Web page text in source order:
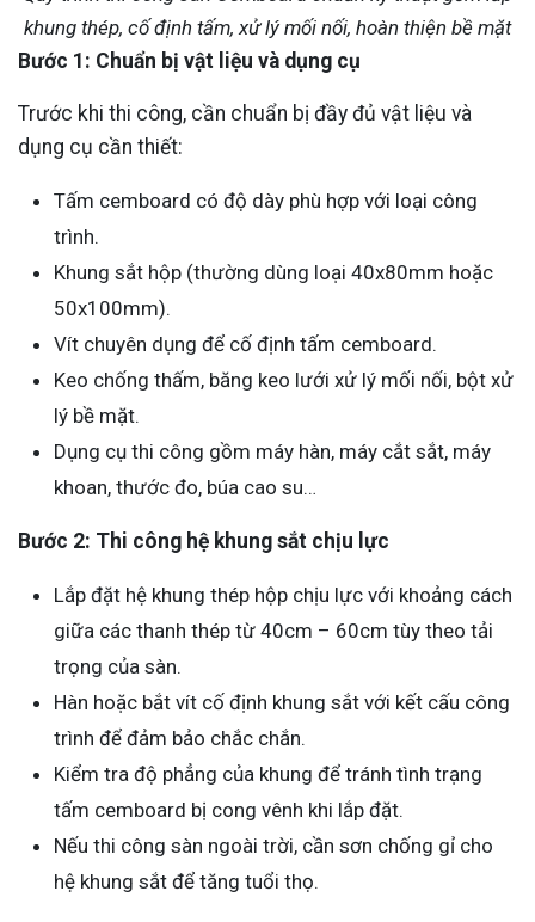
khung thép, cố định tấm, xử lý mối nối, hoàn thiện bề mặt
Bước 1: Chuẩn bị vật liệu và dụng cụ
Trước khi thi công, cần chuẩn bị đầy đủ vật liệu và
dụng cụ cần thiết:
Tấm cemboard có độ dày phù hợp với loại công
trình.
Khung sắt hộp (thường dùng loại 40x80mm hoặc
50x100mm).
Vít chuyên dụng để cố định tấm cemboard.
Keo chống thấm, băng keo lưới xử lý mối nối, bột xử
lý bề mặt.
Dụng cụ thi công gồm máy hàn, máy cắt sắt, máy
khoan, thước đo, búa cao su…
Bước 2: Thi công hệ khung sắt chịu lực
Lắp đặt hệ khung thép hộp chịu lực với khoảng cách
giữa các thanh thép từ 40cm – 60cm tùy theo tải
trọng của sàn.
Hàn hoặc bắt vít cố định khung sắt với kết cấu công
trình để đảm bảo chắc chắn.
Kiểm tra độ phẳng của khung để tránh tình trạng
tấm cemboard bị cong vênh khi lắp đặt.
Nếu thi công sàn ngoài trời, cần sơn chống gỉ cho
hệ khung sắt để tăng tuổi thọ.